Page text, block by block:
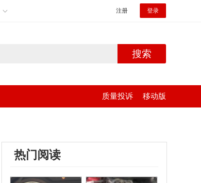
注册 登录
搜索
质量投诉 移动版
热门阅读